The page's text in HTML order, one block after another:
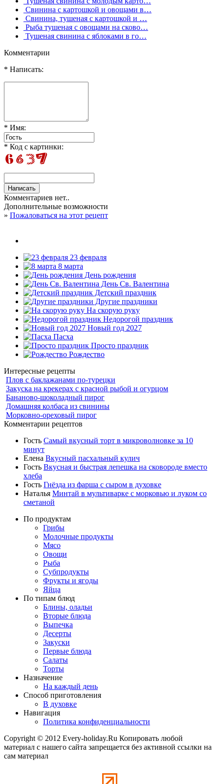
Свинина с картошкой и овощами в…
Свинина, тушеная с картошкой и …
Рыба тушеная с овощами на сково…
Тушеная свинина с яблоками в го…
Комментарии
* Написать:
* Имя:
* Код с картинки:
Комментариев нет..
Дополнительные возможности
» Пожаловаться на этот рецепт
23 февраля
8 марта
День рождения
День Св. Валентина
Детский праздник
Другие праздники
На скорую руку
Недорогой праздник
Новый год 2027
Пасха
Просто праздник
Рождество
Интересные рецепты
Плов с баклажанами по-турецки
Закуска на крекерах с красной рыбой и огурцом
Бананово-шоколадный пирог
Домашняя колбаса из свинины
Морковно-ореховый пирог
Комментарии рецептов
Гость Самый вкусный торт в микроволновке за 10
минут
Елена Вкусный пасхальный кулич
Гость Вкусная и быстрая лепешка на сковороде вместо
хлеба
Гость Гнёзда из фарша с сыром в духовке
Наталья Минтай в мультиварке с морковью и луком со
сметаной
По продуктам
Грибы
Молочные продукты
Мясо
Овощи
Рыба
Субпродукты
Фрукты и ягоды
Яйца
По типам блюд
Блины, оладьи
Вторые блюда
Выпечка
Десерты
Закуски
Первые блюда
Салаты
Торты
Назначение
На каждый день
Способ приготовления
В духовке
Навигация
Политика конфиденциальности
Copyright © 2012 Every-holiday.Ru Копировать любой
материал с нашего сайта запрещается без активной ссылки на
сам материал